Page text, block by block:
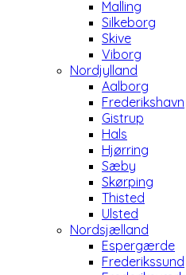
Malling
Silkeborg
Skive
Viborg
Nordjylland
Aalborg
Frederikshavn
Gistrup
Hals
Hjørring
Sæby
Skørping
Thisted
Ulsted
Nordsjælland
Espergærde
Frederikssund